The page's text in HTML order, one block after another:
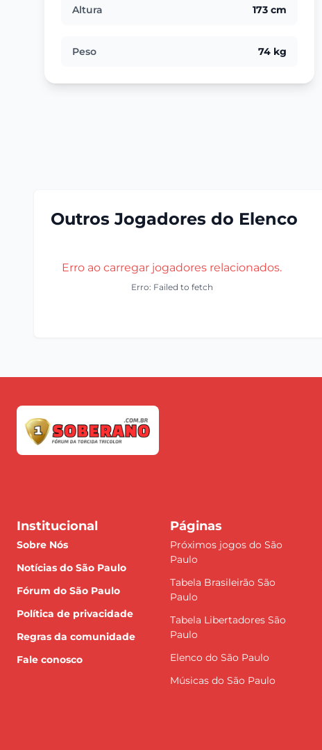
Altura 173 cm
Peso 74 kg
Outros Jogadores do Elenco
Erro ao carregar jogadores relacionados.
Erro: Failed to fetch
Institucional
Sobre Nós
Notícias do São Paulo
Fórum do São Paulo
Política de privacidade
Regras da comunidade
Fale conosco
Páginas
Próximos jogos do São
Paulo
Tabela Brasileirão São
Paulo
Tabela Libertadores São
Paulo
Elenco do São Paulo
Músicas do São Paulo